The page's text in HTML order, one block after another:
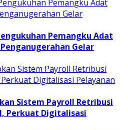
Pemangku Adat
Gelar
Sistem Payroll Retribusi
Perkuat Digitalisasi